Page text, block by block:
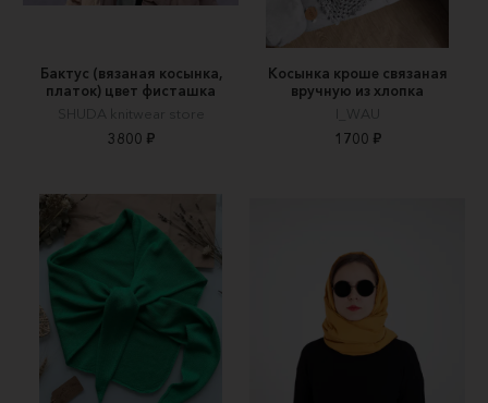
Бактус (вязаная косынка,
платок) цвет фисташка
SHUDA knitwear store
3800 ₽
Косынка кроше связаная
вручную из хлопка
I_WAU
1700 ₽